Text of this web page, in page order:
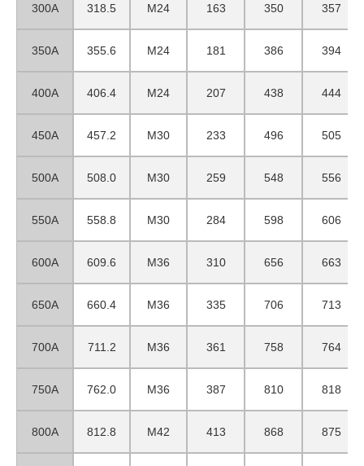
300A 318.5 M24 163 350 357
350A 355.6 M24 181 386 394
400A 406.4 M24 207 438 444
450A 457.2 M30 233 496 505
500A 508.0 M30 259 548 556
550A 558.8 M30 284 598 606
600A 609.6 M36 310 656 663
650A 660.4 M36 335 706 713
700A 711.2 M36 361 758 764
750A 762.0 M36 387 810 818
800A 812.8 M42 413 868 875